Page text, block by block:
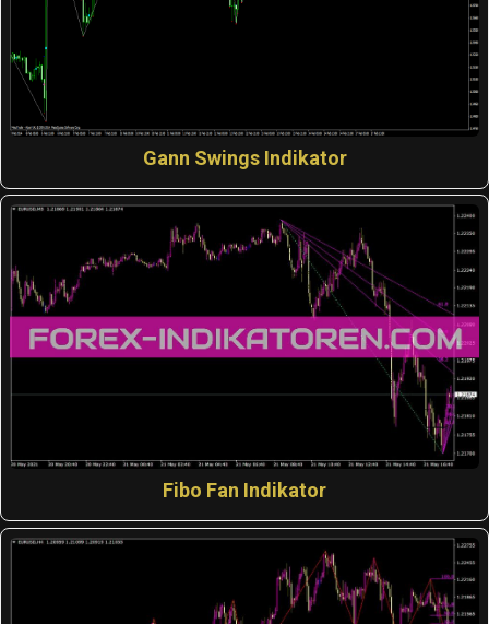
Gann Swings Indikator
Fibo Fan Indikator